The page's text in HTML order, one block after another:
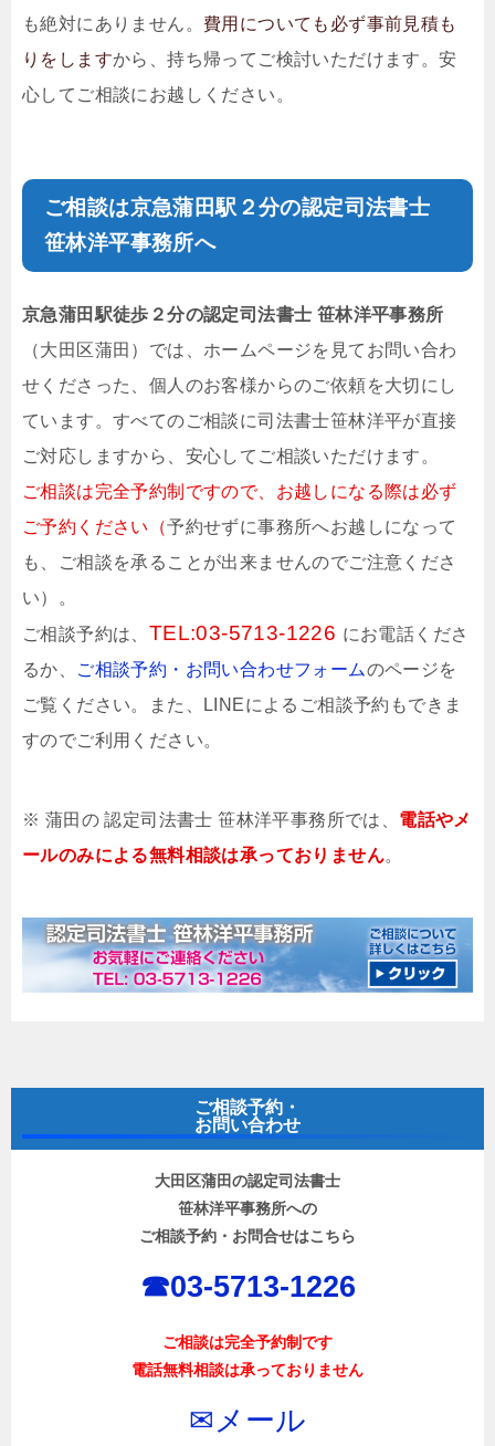
も絶対にありません。 費用についても必ず事前見積も
りをしますから、持ち帰ってご検討いただけます。安
心してご相談にお越しください。
ご相談は京急蒲田駅２分の認定司法書士
笹林洋平事務所へ
京急蒲田駅徒歩２分の認定司法書士 笹林洋平事務所
（大田区蒲田）では、ホームページを見てお問い合わ
せくださった、個人のお客様からのご依頼を大切にし
ています。すべてのご相談に司法書士笹林洋平が直接
ご対応しますから、安心してご相談いただけます。
ご相談は完全予約制 ですので、お越しになる際は必ず
ご予約ください（予約せずに事務所へお越しになって
も、ご相談を承ることが出来ませんのでご注意くださ
い）。
ご相談予約は、 TEL:03-5713-1226 にお電話くださ
るか、
ご相談予約・お問い合わせフォームのページを
ご覧ください。また、LINEによるご相談予約もできま
すのでご利用ください。
※ 蒲田の 認定司法書士 笹林洋平事務所では、 電話やメ
ールのみによる無料相談は承っておりません。
ご相談予約・
お問い合わせ
大田区蒲田の認定司法書士
笹林洋平事務所への
ご相談予約・お問合せはこちら
☎︎03-5713-1226
ご相談は完全予約制です
電話無料相談は承っておりません
✉︎メール